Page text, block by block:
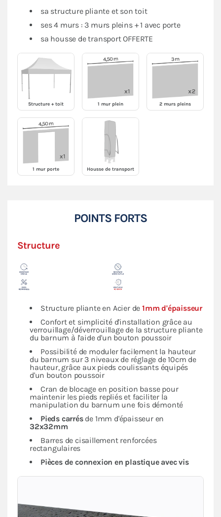
sa structure pliante et son toit
ses 4 murs : 3 murs pleins + 1 avec porte
sa housse de transport OFFERTE
Structure + toit 1 mur plein 2 murs pleins
1 mur porte Housse de transport
POINTS FORTS
Structure
Structure pliante en Acier de 1mm d'épaisseur
Confort et simplicité d'installation grâce au
verrouillage/déverrouillage de la structure pliante
du barnum à l'aide d'un bouton poussoir
Possibilité de moduler facilement la hauteur
du barnum sur 3 niveaux de réglage de 10cm de
hauteur, grâce aux pieds coulissants équipés
d'un bouton poussoir
Cran de blocage en position basse pour
maintenir les pieds repliés et faciliter la
manipulation du barnum une fois démonté
Pieds carrésde 1mm d'épaisseur en
32x32mm
Barres de cisaillement renforcées
rectangulaires
Pièces de connexion en plastique avec vis